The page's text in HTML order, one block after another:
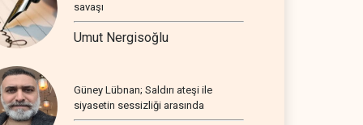
savaşı
Umut Nergisoğlu
Güney Lübnan; Saldırı ateşi ile
siyasetin sessizliği arasında